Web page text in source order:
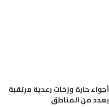
أجواء حارة وزخات رعدية مرتقبة
بعدد من المناطق